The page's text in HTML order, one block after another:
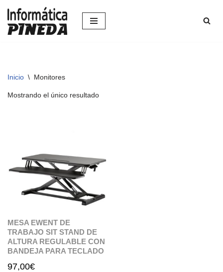
Saltar
Inicio \ Monitores
Mostrando el único resultado
MESA EWENT DE
TRABAJO SIT STAND DE
ALTURA REGULABLE CON
BANDEJA PARA TECLADO
97,00€